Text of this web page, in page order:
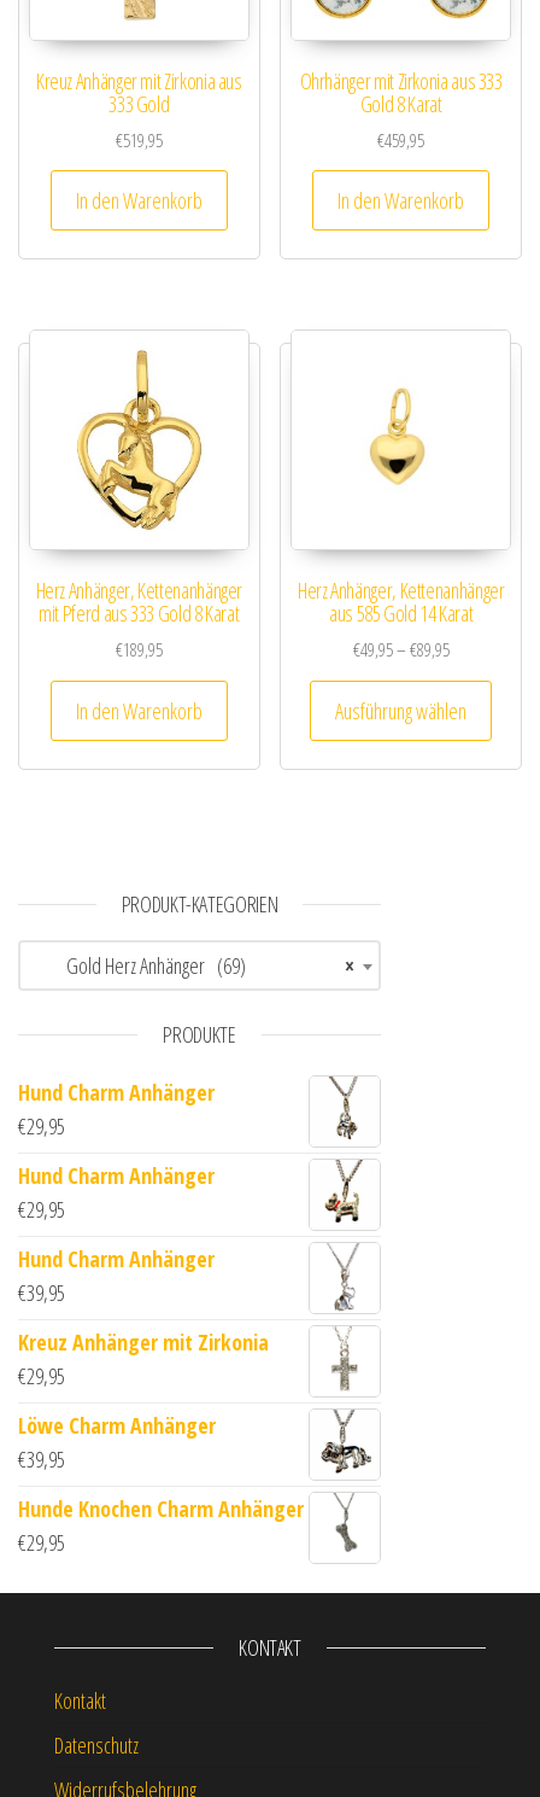
Kreuz Anhänger mit Zirkonia aus
333 Gold
€519,95
In den Warenkorb
Ohrhänger mit Zirkonia aus 333
Gold 8 Karat
€459,95
In den Warenkorb
Herz Anhänger, Kettenanhänger
mit Pferd aus 333 Gold 8 Karat
€189,95
In den Warenkorb
Herz Anhänger, Kettenanhänger
aus 585 Gold 14 Karat
€49,95–€89,95Preisspanne:
Ausführung wählen
PRODUKT-KATEGORIEN
×
Gold Herz Anhänger (69)
PRODUKTE
Hund Charm Anhänger
€29,95
Hund Charm Anhänger
€29,95
Hund Charm Anhänger
€39,95
Kreuz Anhänger mit Zirkonia
€29,95
Löwe Charm Anhänger
€39,95
Hunde Knochen Charm Anhänger
€29,95
KONTAKT
Kontakt
Datenschutz
Widerrufsbelehrung